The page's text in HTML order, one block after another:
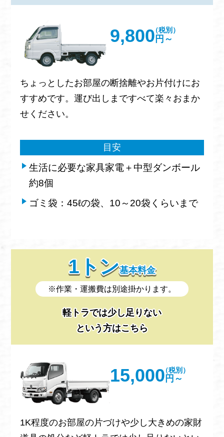
9,800 円～
（税別）
ちょっとしたお部屋の断捨離やお片付けにお
すすめです。運び出しまですべて楽々おまか
せください。
目安
生活に必要な家具家電＋中型ダンボール
約8個
ゴミ袋：45ℓの袋、10～20袋くらいまで
1トン基本料金
※作業・運搬費は別途掛かります。
軽トラでは少し足りない
という方はこちら
15,000 円～
（税別）
1K程度のお部屋の片づけや少し大きめの家財